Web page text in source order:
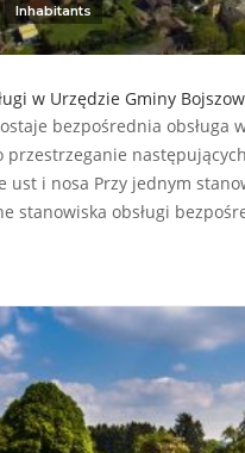
Inhabitants
w Urzędzie Gminy
bezpośrednia obsługa
przestrzeganie
ust i nosa Przy jednym
stanowiska obsługi